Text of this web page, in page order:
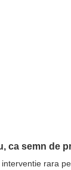
ca semn de
rara